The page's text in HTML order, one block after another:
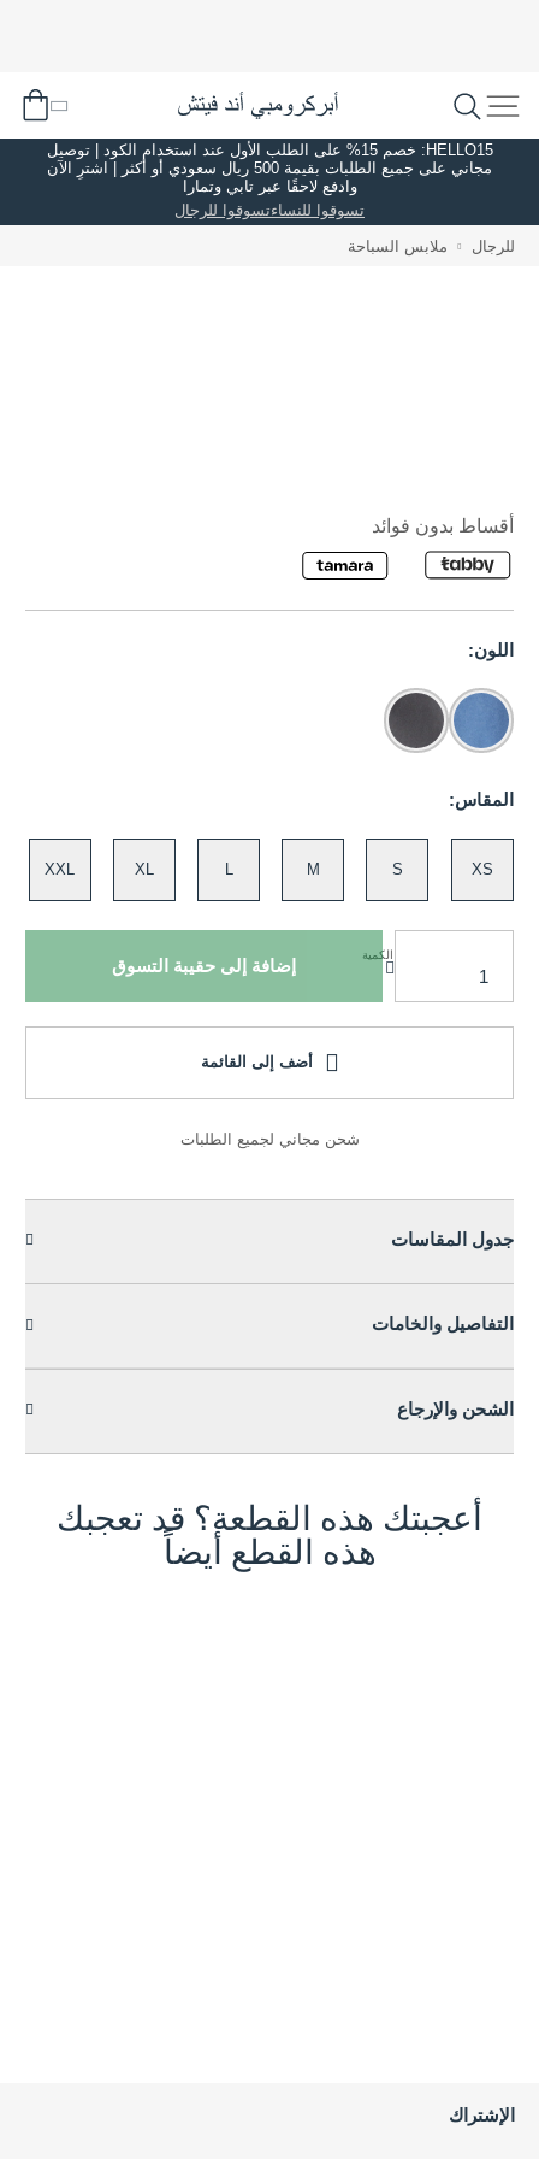
HELLO15: خصم 15% على الطلب الأول عند استخدام الكود | توصيل
مجاني على جميع الطلبات بقيمة 500 ريال سعودي أو أكثر | اشترِ الآن
وادفع لاحقًا عبر تابي وتمارا
تسوقوا للنساءتسوقوا للرجال
للرجال ملابس السباحة
أقساط بدون فوائد
اللون:
المقاس:
XS
S
M
L
XL
XXL
الكمية
إضافة إلى حقيبة التسوق
أضف إلى القائمة
شحن مجاني لجميع الطلبات
جدول المقاسات
التفاصيل والخامات
الشحن والإرجاع
أعجبتك هذه القطعة؟ قد تعجبك
هذه القطع أيضاً
الإشتراك